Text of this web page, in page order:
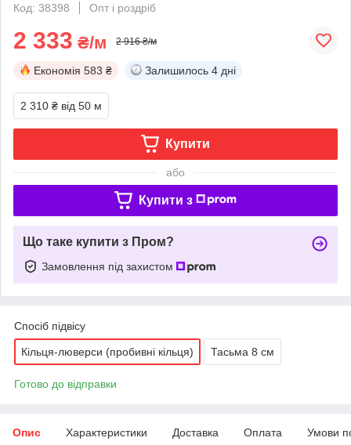
Код: 38398
Опт і роздріб
2 333 ₴/м 2 916 ₴/м
Економія 583 ₴ Залишилось 4 дні
2 310 ₴ від 50 м
Купити
або
Купити з
Що таке купити з Пром?
Замовлення під захистом
Спосіб підвісу
Кільця-люверси (пробивні кільця) Тасьма 8 см
Готово до відправки
Опис Характеристики Доставка Оплата Умови